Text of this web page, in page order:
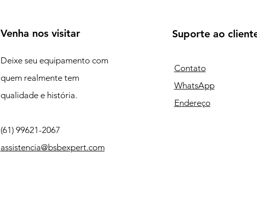
Venha nos visitar
Deixe seu equipamento com
quem realmente tem
qualidade e história.
(61) 99621-2067
assistencia@bsbexpert.com
Suporte ao
Contato
WhatsApp
Endereço